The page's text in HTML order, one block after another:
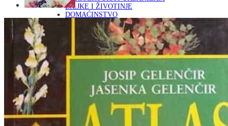
BILJKE I ŽIVOTINJE
DOMAĆINSTVO
ENCIKLOPEDIJE I LEKSIKONI
ETNOLOGIJA
FILOZOFIJA, SOCIOLOGIJA, ANTROPOLOGIJA
FOTOGRAFIJA
GLAZBENA UMJETNOST
KAZALIŠTE, FILM
OD KNJIŽEVNOST
KNJIŽEVNOST
LIKOVNA UMJETNOST
LJEKOVITO BILJE I ZDRAVLJE
MITOLOGIJA
POVIJEST I PUBLICISTIKA